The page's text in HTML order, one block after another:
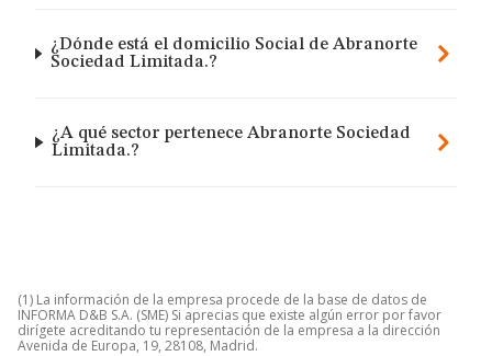
¿Dónde está el domicilio Social de Abranorte
Sociedad Limitada.?
¿A qué sector pertenece Abranorte Sociedad
Limitada.?
(1) La información de la empresa procede de la base de datos de
INFORMA D&B S.A. (SME) Si aprecias que existe algún error por favor
dirígete acreditando tu representación de la empresa a la dirección
Avenida de Europa, 19, 28108, Madrid.